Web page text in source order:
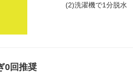
(2)洗濯機で1分脱水
0回推奨